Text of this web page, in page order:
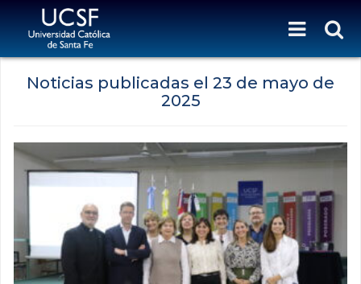
Noticias publicadas el 23 de mayo de
2025